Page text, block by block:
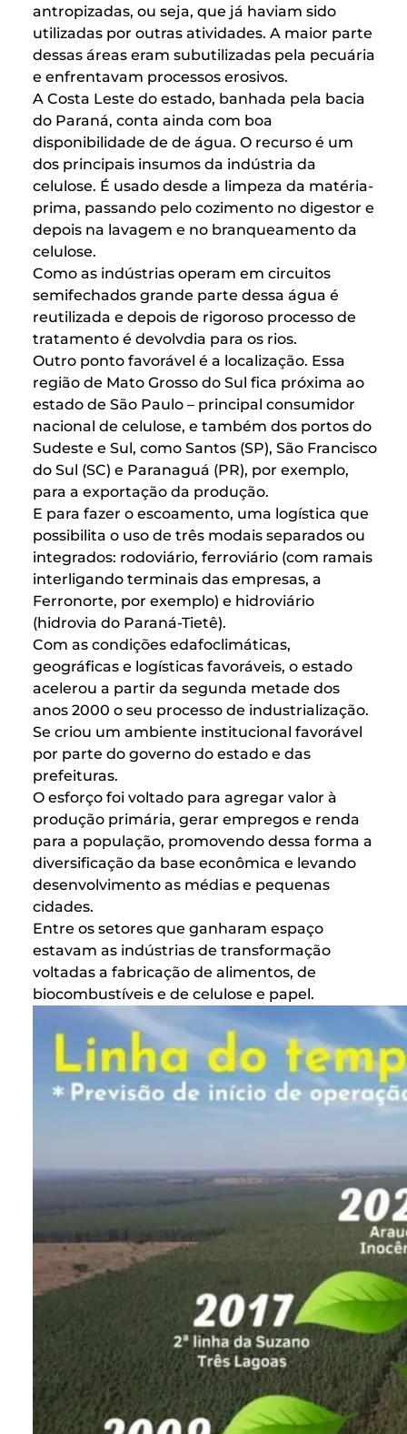
antropizadas, ou seja, que já haviam sido
utilizadas por outras atividades. A maior parte
dessas áreas eram subutilizadas pela pecuária
e enfrentavam processos erosivos.
A Costa Leste do estado, banhada pela bacia
do Paraná, conta ainda com boa
disponibilidade de de água. O recurso é um
dos principais insumos da indústria da
celulose. É usado desde a limpeza da matéria-
prima, passando pelo cozimento no digestor e
depois na lavagem e no branqueamento da
celulose.
Como as indústrias operam em circuitos
semifechados grande parte dessa água é
reutilizada e depois de rigoroso processo de
tratamento é devolvdia para os rios.
Outro ponto favorável é a localização. Essa
região de Mato Grosso do Sul fica próxima ao
estado de São Paulo – principal consumidor
nacional de celulose, e também dos portos do
Sudeste e Sul, como Santos (SP), São Francisco
do Sul (SC) e Paranaguá (PR), por exemplo,
para a exportação da produção.
E para fazer o escoamento, uma logística que
possibilita o uso de três modais separados ou
integrados: rodoviário, ferroviário (com ramais
interligando terminais das empresas, a
Ferronorte, por exemplo) e hidroviário
(hidrovia do Paraná-Tietê).
Com as condições edafoclimáticas,
geográficas e logísticas favoráveis, o estado
acelerou a partir da segunda metade dos
anos 2000 o seu processo de industrialização.
Se criou um ambiente institucional favorável
por parte do governo do estado e das
prefeituras.
O esforço foi voltado para agregar valor à
produção primária, gerar empregos e renda
para a população, promovendo dessa forma a
diversificação da base econômica e levando
desenvolvimento as médias e pequenas
cidades.
Entre os setores que ganharam espaço
estavam as indústrias de transformação
voltadas a fabricação de alimentos, de
biocombustíveis e de celulose e papel.